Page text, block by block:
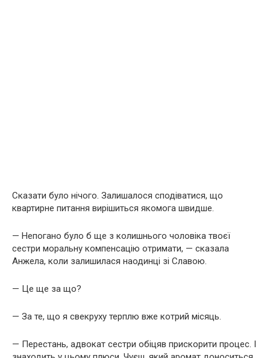
Сказати було нічого. Залишалося сподіватися, що
квартирне питання вирішиться якомога швидше.
— Непогано було б ще з колишнього чоловіка твоєї
сестри моральну компенсацію отримати, — сказала
Анжела, коли залишилася наодинці зі Славою.
— Це ще за що?
— За те, що я свекруху терплю вже котрий місяць.
— Перестань, адвокат сестри обіцяв прискорити процес. І